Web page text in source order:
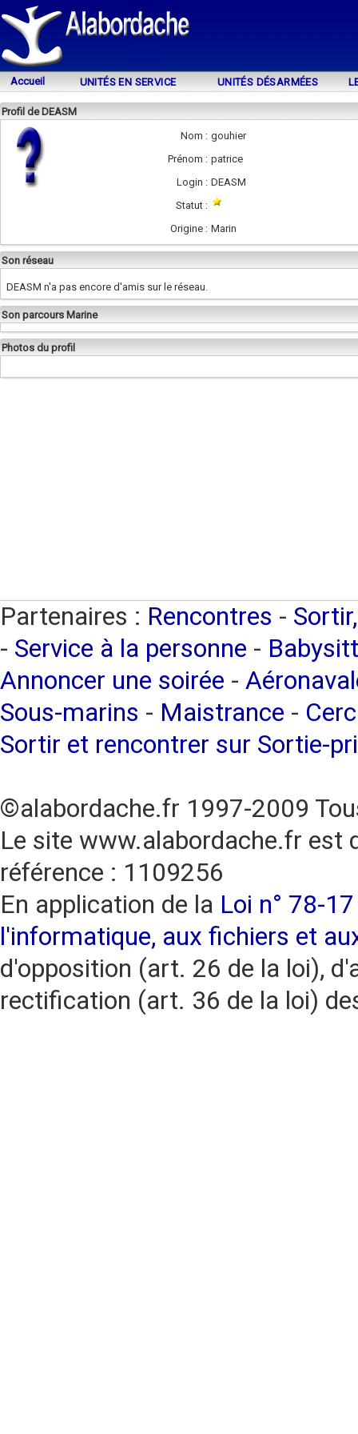
Accueil UNITÉS EN SERVICE UNITÉS DÉSARMÉES
Profil de DEASM
Nom : gouhier
Prénom : patrice
Login : DEASM
Statut :
Origine : Marin
Son réseau
DEASM n'a pas encore d'amis sur le réseau.
Son parcours Marine
Photos du profil
Partenaires : Rencontres -
- Service à la personne -
Annoncer une soirée -
Sous-marins - Maistrance -
Sortir et rencontrer sur Sortie-
©alabordache.fr 1997-2009
Le site www.alabordache.fr est
référence : 1109256
En application de la Loi n° 78-
l'informatique, aux fichiers et
d'opposition (art. 26 de la loi),
rectification (art. 36 de la loi)